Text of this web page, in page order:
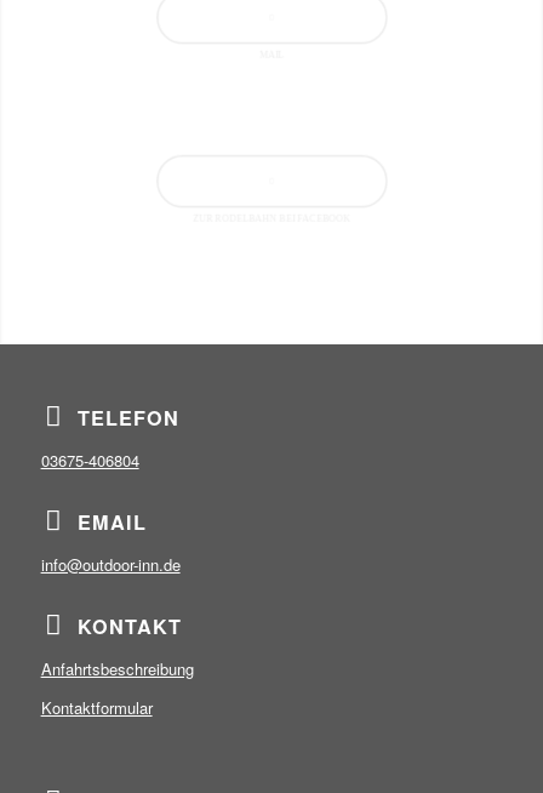
TELEFON
03675-406804
EMAIL
info@outdoor-inn.de
KONTAKT
Anfahrtsbeschreibung
Kontaktformular